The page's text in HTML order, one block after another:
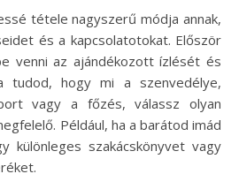
tétele nagyszerű módja annak,
és a kapcsolatotokat. Először
venni az ajándékozott ízlését és
tudod, hogy mi a szenvedélye,
vagy a főzés, válassz olyan
Például, ha a barátod imád
különleges szakácskönyvet vagy